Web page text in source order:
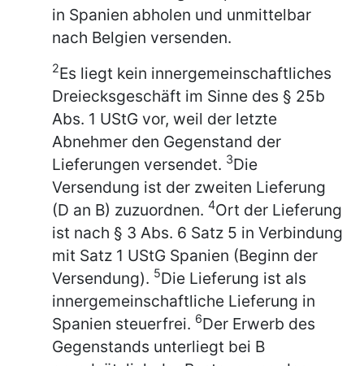
in Spanien abholen und unmittelbar
nach Belgien versenden.
2Es liegt kein innergemeinschaftliches
Dreiecksgeschäft im Sinne des § 25b
Abs. 1 UStG vor, weil der letzte
Abnehmer den Gegenstand der
Lieferungen versendet. 3Die
Versendung ist der zweiten Lieferung
(D an B) zuzuordnen. 4Ort der Lieferung
ist nach § 3 Abs. 6 Satz 5 in Verbindung
mit Satz 1 UStG Spanien (Beginn der
Versendung). 5Die Lieferung ist als
innergemeinschaftliche Lieferung in
Spanien steuerfrei. 6Der Erwerb des
Gegenstands unterliegt bei B